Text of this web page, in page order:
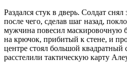
Раздался стук в дверь. Солдат
после чего, сделав шаг назад,
мужчина повесил маскировочную
на крючок, прибитый к стене, и
центре стоял большой квадратный
расстелили тактическую карту